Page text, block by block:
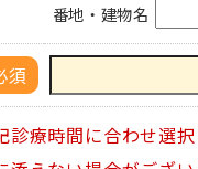
番地・建物名
須
療時間に合わせ選択